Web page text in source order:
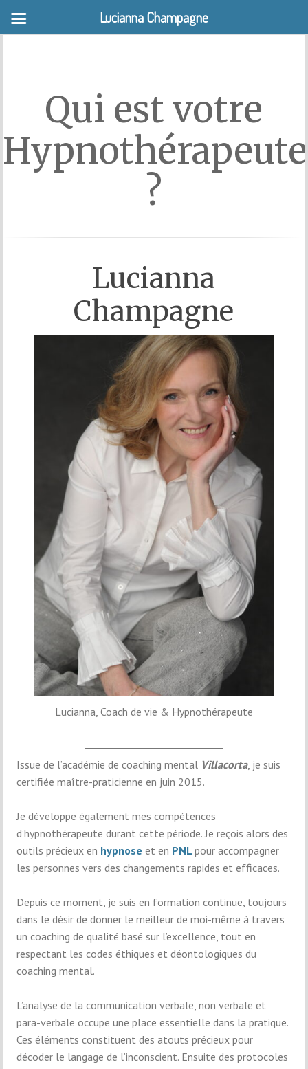
QUI SUIS-JE ?
Qui est votre
Hypnothérapeute
?
Lucianna
Champagne
Lucianna, Coach de vie & Hypnothérapeute
Issue de l’académie de coaching mental Villacorta, je suis
certifiée maître-praticienne en juin 2015.
Je développe également mes compétences
d’hypnothérapeute durant cette période. Je reçois alors des
outils précieux en hypnoseet en PNLpour accompagner
les personnes vers des changements rapides et efficaces.
Depuis ce moment, je suis en formation continue, toujours
dans le désir de donner le meilleur de moi-même à travers
un coaching de qualité basé sur l’excellence, tout en
respectant les codes éthiques et déontologiques du
coaching mental.
L’analyse de la communication verbale, non verbale et
para-verbale occupe une place essentielle dans la pratique.
Ces éléments constituent des atouts précieux pour
décoder le langage de l’inconscient. Ensuite des protocoles
Lucianna Champagne